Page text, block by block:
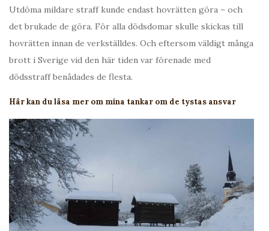
Utdöma mildare straff kunde endast hovrätten göra – och
det brukade de göra. För alla dödsdomar skulle skickas till
hovrätten innan de verkställdes. Och eftersom väldigt många
brott i Sverige vid den här tiden var förenade med
dödsstraff benådades de flesta.
Här kan du läsa mer om mina tankar om de tystas ansvar